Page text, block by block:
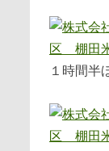
１時間半